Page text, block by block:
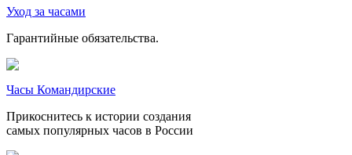
Уход за часами
Гарантийные обязательства.
Часы Командирские
Прикоснитесь к истории создания
самых популярных часов в России